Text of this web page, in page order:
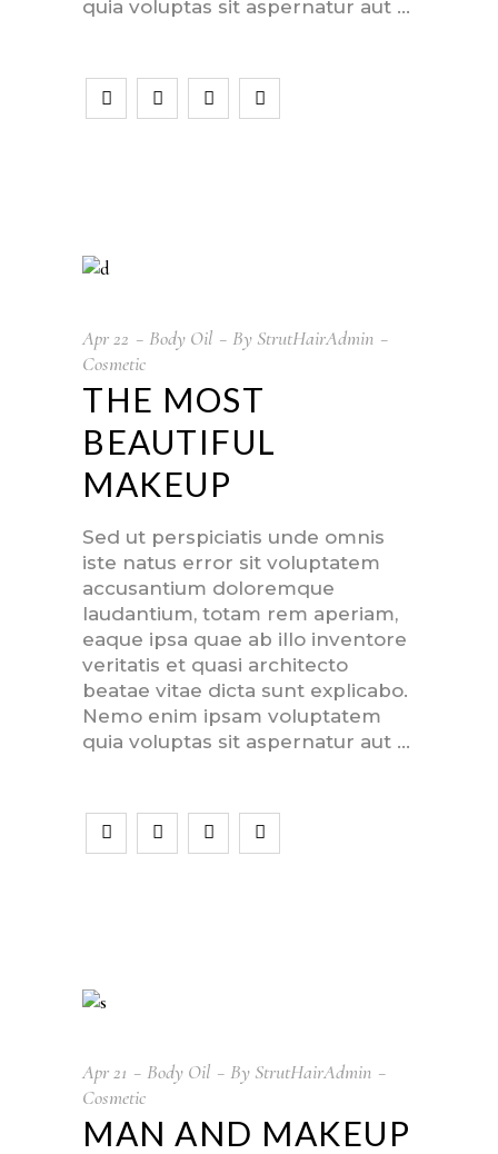
quia voluptas sit aspernatur aut
Apr22 Body Oil By StrutHairAdmin
Cosmetic
THE MOST
BEAUTIFUL
MAKEUP
Sed ut perspiciatis unde omnis
iste natus error sit voluptatem
accusantium doloremque
laudantium, totam rem aperiam,
eaque ipsa quae ab illo inventore
veritatis et quasi architecto
beatae vitae dicta sunt explicabo.
Nemo enim ipsam voluptatem
quia voluptas sit aspernatur aut
Apr21 Body Oil By StrutHairAdmin
Cosmetic
MAN AND MAKEUP